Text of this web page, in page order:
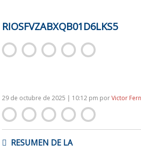
RIOSFVZABXQB01D6LKS5
29 de octubre de 2025 | 10:12 pm porVictor
DERESUMEN DE LA